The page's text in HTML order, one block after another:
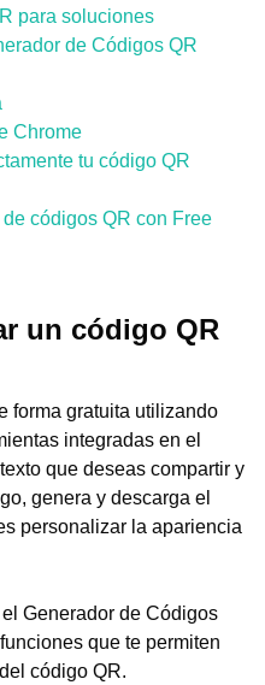
para soluciones
de Códigos QR
Chrome
tu código QR
códigos QR con Free
un código QR
forma gratuita utilizando
integradas en el
que deseas compartir y
genera y descarga el
personalizar la apariencia
Generador de Códigos
que te permiten
código QR.